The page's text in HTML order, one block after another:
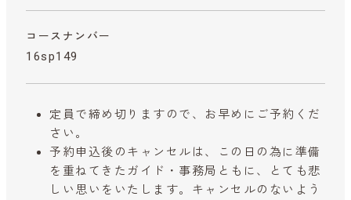
コースナンバー
16sp149
定員で締め切りますので、お早めにご予約くだ
さい。
予約申込後のキャンセルは、この日の為に準備
を重ねてきたガイド・事務局ともに、とても悲
しい思いをいたします。キャンセルのないよう